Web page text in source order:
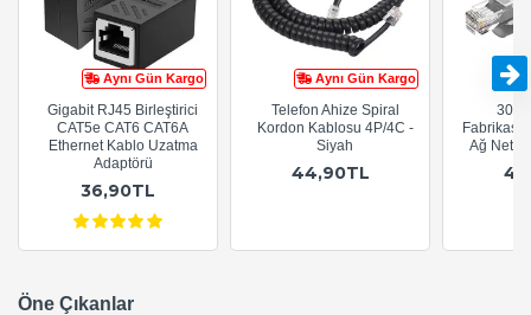
Aynı Gün Kargo
Gigabit RJ45 Birleştirici
CAT5e CAT6 CAT6A
Ethernet Kablo Uzatma
Adaptörü
36,90TL
Aynı Gün Kargo
Telefon Ahize Spiral
Kordon Kablosu 4P/4C -
Siyah
44,90TL
Ağ
Öne Çıkanlar